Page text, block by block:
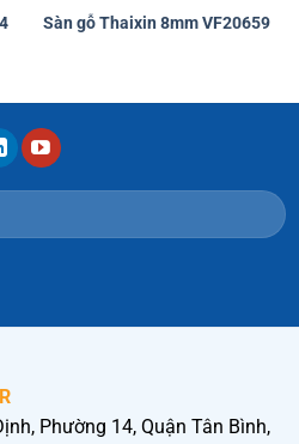
Sàn gỗ Thaixin 8mm VF20659
Phường 14, Quận Tân Bình,